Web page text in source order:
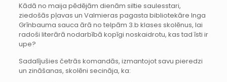
Kādā no maija pēdējām dienām siltie saulesstari,
ziedošās pļavas un Valmieras pagasta bibliotekāre Inga
Grīnbauma sauca ārā no telpām 3.b klases skolēnus, lai
radoši literārā nodarbībā kopīgi noskaidrotu, kas tad īsti ir
upe?
Sadalījušies četrās komandās, izmantojot savu pieredzi
un zināšanas, skolēni secināja, ka: